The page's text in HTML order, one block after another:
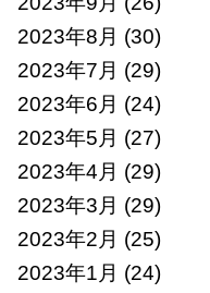
2023年8月 (30)
2023年7月 (29)
2023年6月 (24)
2023年5月 (27)
2023年4月 (29)
2023年3月 (29)
2023年2月 (25)
2023年1月 (24)